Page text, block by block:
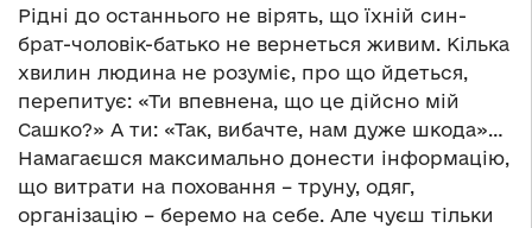
Рідні до останнього не вірять, що їхній син-
брат-чоловік-батько не вернеться живим. Кілька
хвилин людина не розуміє, про що йдеться,
перепитує: «Ти впевнена, що це дійсно мій
Сашко?» А ти: «Так, вибачте, нам дуже шкода»…
Намагаєшся максимально донести інформацію,
що витрати на поховання – труну, одяг,
організацію – беремо на себе. Але чуєш тільки